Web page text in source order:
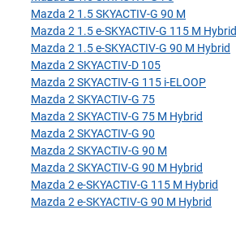
Mazda 2 1.5 SKYACTIV-G 90 M
Mazda 2 1.5 e-SKYACTIV-G 115 M Hybrid
Mazda 2 1.5 e-SKYACTIV-G 90 M Hybrid
Mazda 2 SKYACTIV-D 105
Mazda 2 SKYACTIV-G 115 i-ELOOP
Mazda 2 SKYACTIV-G 75
Mazda 2 SKYACTIV-G 75 M Hybrid
Mazda 2 SKYACTIV-G 90
Mazda 2 SKYACTIV-G 90 M
Mazda 2 SKYACTIV-G 90 M Hybrid
Mazda 2 e-SKYACTIV-G 115 M Hybrid
Mazda 2 e-SKYACTIV-G 90 M Hybrid